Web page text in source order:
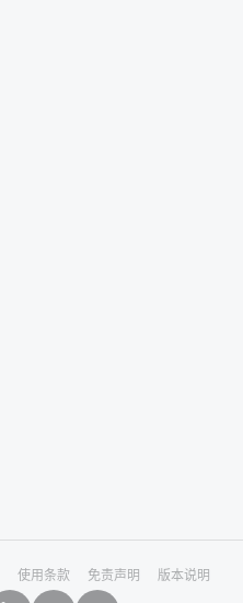
使用条款 免责声明 版本说明